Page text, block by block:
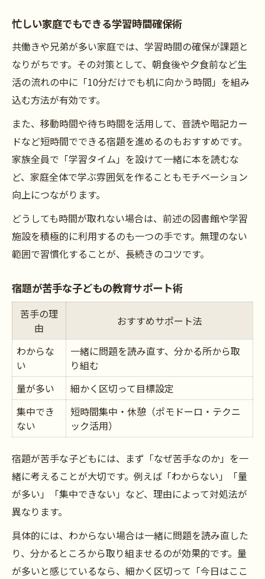
忙しい家庭でもできる学習時間確保術
共働きや兄弟が多い家庭では、学習時間の確保が課題と
なりがちです。その対策として、朝食後や夕食前など生
活の流れの中に「10分だけでも机に向かう時間」を組み
込む方法が有効です。
また、移動時間や待ち時間を活用して、音読や暗記カー
ドなど短時間でできる宿題を進めるのもおすすめです。
家族全員で「学習タイム」を設けて一緒に本を読むな
ど、家庭全体で学ぶ雰囲気を作ることもモチベーション
向上につながります。
どうしても時間が取れない場合は、前述の図書館や学習
施設を積極的に利用するのも一つの手です。無理のない
範囲で習慣化することが、長続きのコツです。
宿題が苦手な子どもの教育サポート術
苦手の理
由
おすすめサポート法
わからな
い
一緒に問題を読み直す、分かる所から取
り組む
量が多い
細かく区切って目標設定
集中でき
ない
短時間集中・休憩（ポモドーロ・テクニ
ック活用）
宿題が苦手な子どもには、まず「なぜ苦手なのか」を一
緒に考えることが大切です。例えば「わからない」「量
が多い」「集中できない」など、理由によって対処法が
異なります。
具体的には、わからない場合は一緒に問題を読み直した
り、分かるところから取り組ませるのが効果的です。量
が多いと感じているなら、細かく区切って「今日はここ